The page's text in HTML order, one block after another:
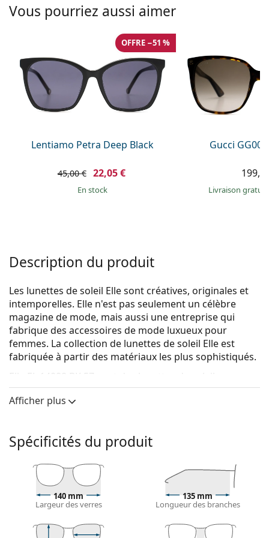
Marc Jacobs
Prada
Toutes les marques
02 446 01 11
Vous pourriez aussi aimer
Lentiamo Petra Deep Black
OFFRE −51 %
45,00 € 22,05 €
en stock
Gucci
Livraison
Description du produit
Les lunettes de soleil Elle sont créatives, originales et
intemporelles. Elle n'est pas seulement un célèbre
magazine de mode, mais aussi une entreprise qui
fabrique des accessoires de mode luxueux pour
femmes. La collection de lunettes de soleil Elle est
fabriquée à partir des matériaux les plus sophistiqués.
Elle EL 14888 BK 57 sont des lunettes de soleil pour
femmes.
Monture de lunettes de soleil
parfaitement avec tous les types de teint et des
Lunettes de soleil à montures carréessont un choix
idéal pour les personnes ayant une forme de visage
ronde, ovale ou triangulaire.
La monture des lunettes de soleil est fabriquée en
plastique de grande qualité, ce qui offre une grande
durabilité, un port confortable et un look
Afficher plus
Spécificités du produit
140 mm
Largeur des verres
135 mm
Longueur des branches